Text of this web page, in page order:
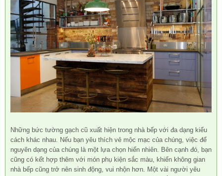
Những bức tường gạch cũ xuất hiện trong nhà bếp với đa dạng kiểu
cách khác nhau. Nếu bạn yêu thích vẻ mộc mạc của chúng, việc để
nguyên dạng của chúng là một lựa chọn hiển nhiên. Bên cạnh đó, bạn
cũng có kết hợp thêm với món phụ kiện sắc màu, khiến không gian
nhà bếp cũng trở nên sinh động, vui nhộn hơn. Một vài người yêu